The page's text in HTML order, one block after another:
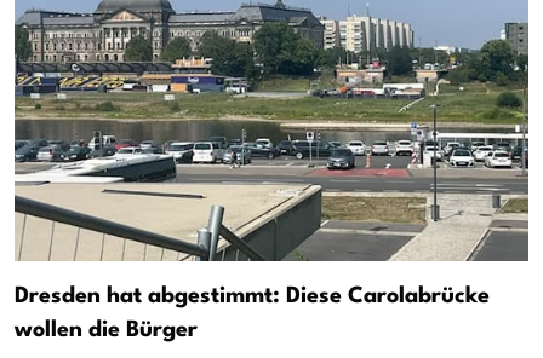
Dresden hat abgestimmt: Diese Carolabrücke
wollen die Bürger